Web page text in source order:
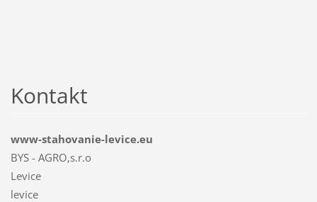
Kontakt
www-stahovanie-levice.eu
BYS - AGRO,s.r.o
Levice
levice